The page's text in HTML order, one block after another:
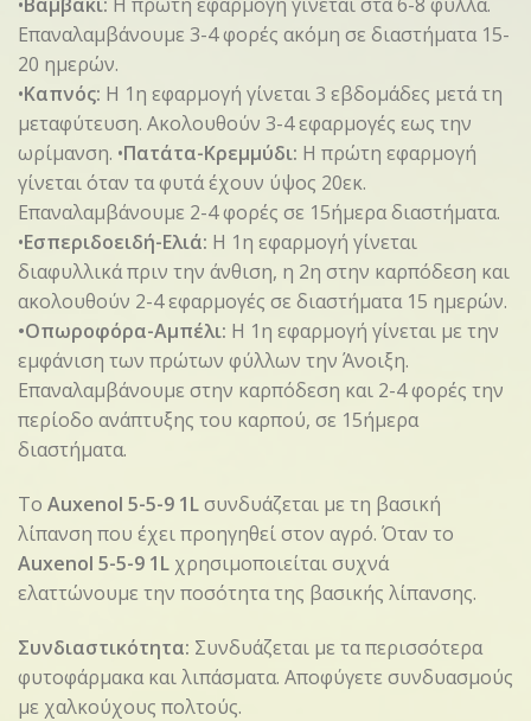
Επαναλαμβάνουμε 3-4 φορές ακόμη σε διαστήματα 15-
20 ημερών.
•Καπνός: Η 1η εφαρμογή γίνεται 3 εβδομάδες μετά τη
μεταφύτευση. Ακολουθούν 3-4 εφαρμογές εως την
ωρίμανση. •Πατάτα-Κρεμμύδι: Η πρώτη εφαρμογή
γίνεται όταν τα φυτά έχουν ύψος 20εκ.
Επαναλαμβάνουμε 2-4 φορές σε 15ήμερα διαστήματα.
•Εσπεριδοειδή-Ελιά: Η 1η εφαρμογή γίνεται
διαφυλλικά πριν την άνθιση, η 2η στην καρπόδεση και
ακολουθούν 2-4 εφαρμογές σε διαστήματα 15 ημερών.
•Οπωροφόρα-Αμπέλι: Η 1η εφαρμογή γίνεται με την
εμφάνιση των πρώτων φύλλων την Άνοιξη.
Επαναλαμβάνουμε στην καρπόδεση και 2-4 φορές την
περίοδο ανάπτυξης του καρπού, σε 15ήμερα
διαστήματα.
Το Auxenol 5-5-9 1Lσυνδυάζεται με τη βασική
λίπανση που έχει προηγηθεί στον αγρό. Όταν το
Auxenol 5-5-9 1L χρησιμοποιείται συχνά
ελαττώνουμε την ποσότητα της βασικής λίπανσης.
Συνδιαστικότητα: Συνδυάζεται με τα περισσότερα
φυτοφάρμακα και λιπάσματα. Αποφύγετε συνδυασμούς
με χαλκούχους πολτούς.